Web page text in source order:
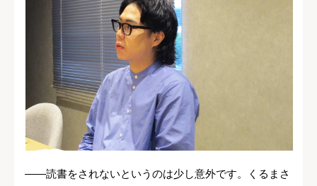
――読書をされないというのは少し意外です。くるまさ